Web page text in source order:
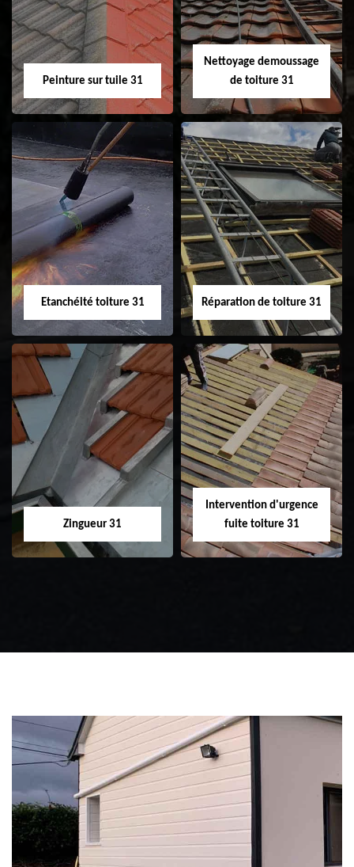
façade 31
Peinture sur tuile 31
Peinture sur tuile
31
Nettoyage demoussage
de toiture 31
Nettoyage
demoussage de
toiture 31
Etanchéité toiture 31
Etanchéité toiture
31
Réparation de toiture 31
Réparation de
toiture 31
Zingueur 31
Intervention d'urgence
fuite toiture 31